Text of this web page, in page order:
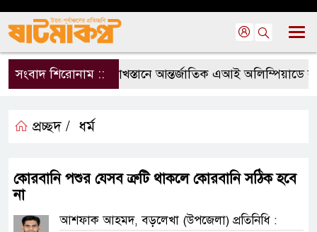
সংবাদ শিরোনাম ::কাজাখস্তানে আন্তর্জাতিক এআই অলিম্পিয়াডে
প্রচ্ছদ / ধর্ম
কোরবানি পশুর যেসব ত্রুটি থাকলে কোরবানি সঠিক হবে
না
আশফাক আহমদ, বড়লেখা (উপজেলা) প্রতিনিধি :